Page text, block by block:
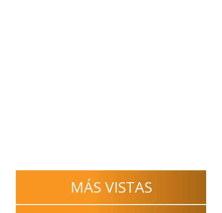
MÁS VISTAS